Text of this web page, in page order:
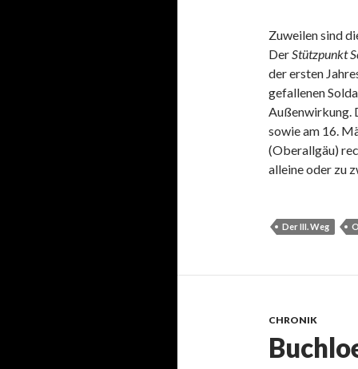
Zuweilen sind
DerStützpunkt
der ersten
gefallenen
Außenwirkung.
sowie am 16.
(Oberallgäu)
alleine oder zu
Der III. Weg
CHRONIK